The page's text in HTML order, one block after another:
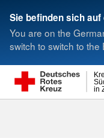
Sie befinden sich
You are on the
switch to switch to the
in